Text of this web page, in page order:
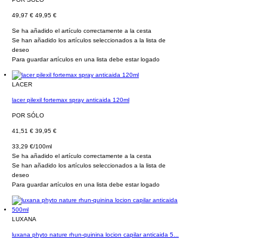
49,97 € 49,95 €
Se ha añadido el artículo correctamente a la cesta
Se han añadido los artículos seleccionados a la lista de
deseo
Para guardar artículos en una lista debe estar logado
LACER
lacer pilexil fortemax spray anticaida 120ml
POR SÓLO
41,51 € 39,95 €
33,29 €/100ml
Se ha añadido el artículo correctamente a la cesta
Se han añadido los artículos seleccionados a la lista de
deseo
Para guardar artículos en una lista debe estar logado
LUXANA
luxana phyto nature rhun-quinina locion capilar anticaida 5...